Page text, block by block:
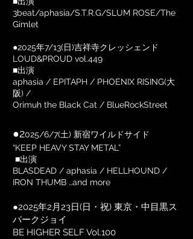
3beat/aphasia/S.T.R.G/SLUM ROSE/The
Gimlet
●2025年7/13(日)吉祥寺クレッシェンド
LOUD&PROUD vol.449
​■出演
aphasia / EPITAPH / PHOENIX RISING(大
阪) /
Orimuh the Black Cat / BlueRockStreet
●2025/6/7(土) 新宿ワイルドサイド
“KEEP HEAVY STAY METAL”
■出演
BLASDEAD / aphasia / HELLHOUND /
IRON THUMB …and more
●2025年2月23日(日・祝) 東京・中目黒ス
パークジョイ
BE HIGHER SELF Vol.100